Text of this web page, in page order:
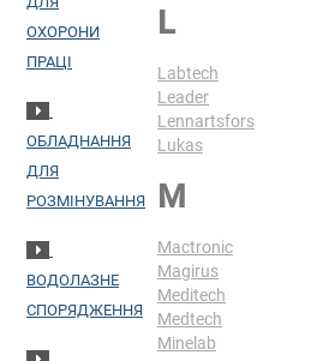
ОХОРОНИ
ПРАЦІ
ОБЛАДНАННЯ
ДЛЯ
РОЗМІНУВАННЯ
ВОДОЛАЗНЕ
СПОРЯДЖЕННЯ
L
Labtech
Leader
Lennartsfors
Lukas
M
Mactronic
Magirus
Meditech
Medtech
Minelab